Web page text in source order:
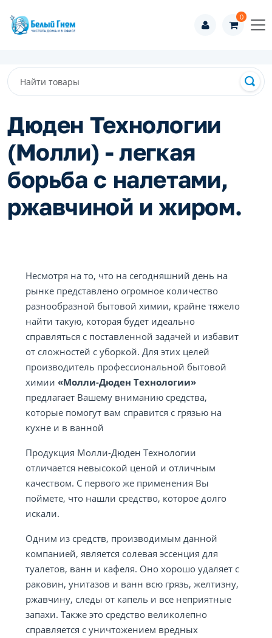
0
Дюден Технологии
(Молли) - легкая
борьба с налетами,
ржавчиной и жиром.
Несмотря на то, что на сегодняшний день на
рынке представлено огромное количество
разнообразной бытовой химии, крайне тяжело
найти такую, которая будет идеально
справляться с поставленной задачей и избавит
от сложностей с уборкой. Для этих целей
производитель профессиональной бытовой
химии «Молли-Дюден Технологии»
предлагает Вашему вниманию средства,
которые помогут вам справится с грязью на
кухне и в ванной
Продукция Молли-Дюден Технологии
отличается невысокой ценой и отличным
качеством. С первого же применения Вы
поймете, что нашли средство, которое долго
искали.
Одним из средств, производимым данной
компанией, является солевая эссенция для
туалетов, ванн и кафеля. Оно хорошо удаляет с
раковин, унитазов и ванн всю грязь, желтизну,
ржавчину, следы от капель и все неприятные
запахи. Также это средство великолепно
справляется с уничтожением вредных